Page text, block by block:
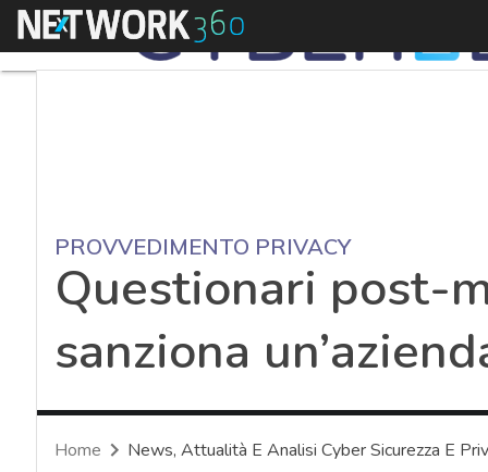
Menu
PROVVEDIMENTO PRIVACY
Questionari post-
sanziona
Home News, Attualità E Analisi Cyber Sicurezza E